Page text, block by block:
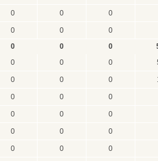
0 0 0
0 0
0
0 0 0
0 0 0
0 0 0
0 0 0
0 0 0
0 0 0
0 0 0